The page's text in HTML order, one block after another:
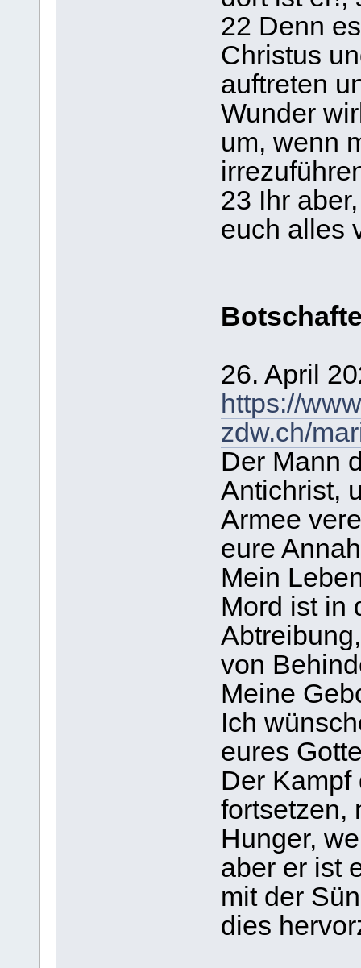
22 Denn
Christus
auftreten
Wunder
um, wenn
23 Ihr
euch alles
26. April
https://
zdw.ch/
Der Mann
Antichrist,
Armee
eure
Mein
Mord ist in
von
Meine
Ich
eures
Der Kampf
fortsetzen,
Hunger,
aber er ist
mit der
dies